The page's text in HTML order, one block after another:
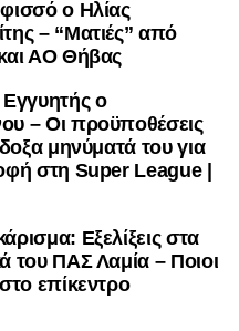
ο Ηλίας
– “Ματιές” από
ΑΟ Θήβας
ο
– Οι προϋποθέσεις
μηνύματά του για
στη Super League |
Εξελίξεις στα
του ΠΑΣ Λαμία – Ποιοι
επίκεντρο